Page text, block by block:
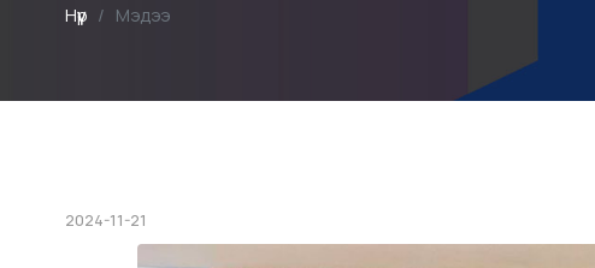
Нүүр Мэдээ
2024-11-21